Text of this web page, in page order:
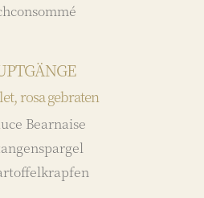
rosa gebraten
Bearnaise